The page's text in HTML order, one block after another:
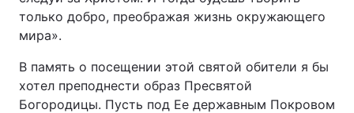
только добро, преображая жизнь окружающего
мира».
В память о посещении этой святой обители я бы
хотел преподнести образ Пресвятой
Богородицы. Пусть под Ее державным Покровом